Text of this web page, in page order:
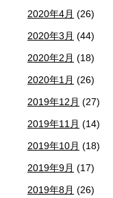
2020年4月 (26)
2020年3月 (44)
2020年2月 (18)
2020年1月 (26)
2019年12月 (27)
2019年11月 (14)
2019年10月 (18)
2019年9月 (17)
2019年8月 (26)